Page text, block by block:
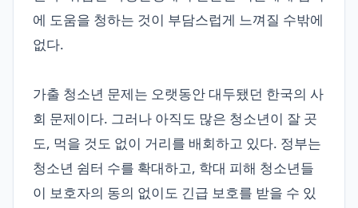
에 도움을 청하는 것이 부담스럽게 느껴질 수밖에
없다.
가출 청소년 문제는 오랫동안 대두됐던 한국의 사
회 문제이다. 그러나 아직도 많은 청소년이 잘 곳
도, 먹을 것도 없이 거리를 배회하고 있다. 정부는
청소년 쉼터 수를 확대하고, 학대 피해 청소년들
이 보호자의 동의 없이도 긴급 보호를 받을 수 있